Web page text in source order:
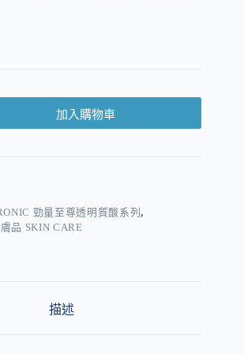
加入購物車
勁量至尊透明質酸系列,
品 SKIN CARE
描述